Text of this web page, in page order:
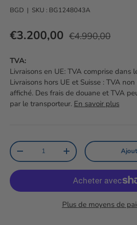
BGD | SKU : BG1248043A
Prix soldé
€3.200,00 Prix habituel
€4.990,00
TVA:
Livraisons en UE: TVA comprise dans
Livraisons hors UE et Suisse : TVA
affiché. Des frais de douane et TVA
par le transporteur. En savoir plus
Qté
Diminuer la quantitéAugmenter la quantité
Plus de moyens de